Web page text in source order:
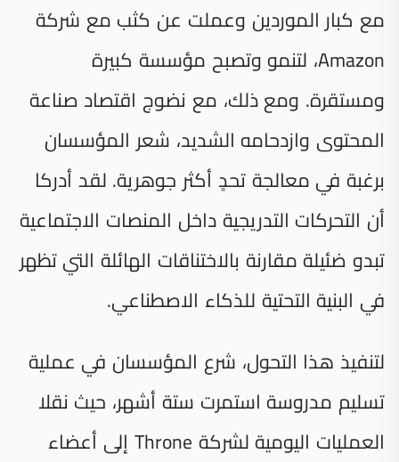
مع كبار الموردين وعملت عن كثب مع شركة
Amazon، لتنمو وتصبح مؤسسة كبيرة
ومستقرة. ومع ذلك، مع نضوج اقتصاد صناعة
المحتوى وازدحامه الشديد، شعر المؤسسان
برغبة في معالجة تحدٍ أكثر جوهرية. لقد أدركا
أن التحركات التدريجية داخل المنصات الاجتماعية
تبدو ضئيلة مقارنة بالاختناقات الهائلة التي تظهر
في البنية التحتية للذكاء الاصطناعي.
لتنفيذ هذا التحول، شرع المؤسسان في عملية
تسليم مدروسة استمرت ستة أشهر، حيث نقلا
العمليات اليومية لشركة Throne إلى أعضاء